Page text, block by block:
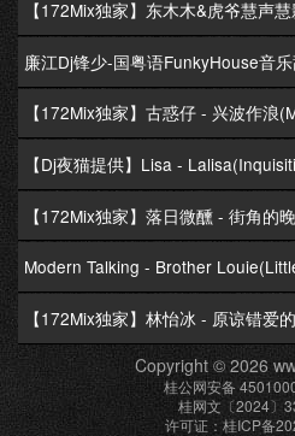
Modern Talking - Brother
Copyright © 2026
桂公网安备
桂网文〔2024〕
许可证：桂ICP备